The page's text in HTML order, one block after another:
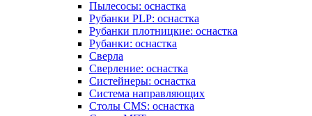
Пылесосы: оснастка
Рубанки PLP: оснастка
Рубанки плотницкие: оснастка
Рубанки: оснастка
Сверла
Сверление: оснастка
Систейнеры: оснастка
Система направляющих
Столы CMS: оснастка